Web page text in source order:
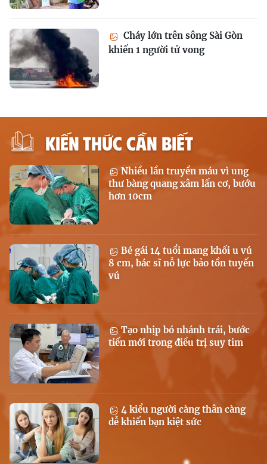
Cháy lớn trên sông Sài Gòn
khiến 1 người tử vong
KIẾN THỨC CẦN BIẾT
Nhiều lần truyền máu vì ung
thư bàng quang xâm lấn cơ, bướu
hơn 10cm
Bé gái 14 tuổi mang khối u vú
8 cm, bác sĩ nỗ lực bảo tồn tuyến
vú
Tạo nhịp bó nhánh trái, bước
tiến mới trong điều trị suy tim
4 kiểu người càng thân càng
dễ khiến bạn kiệt sức